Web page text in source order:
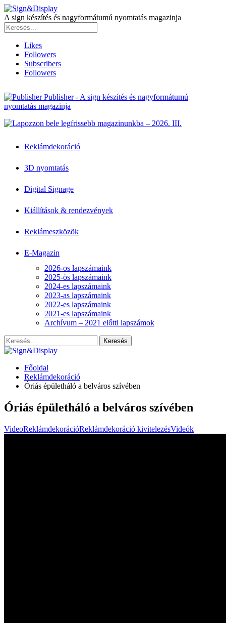
A sign készítés és nagyformátumú nyomtatás magazinja
Likes
Followers
Subscribers
Followers
Publisher - A sign készítés és nagyformátumú
nyomtatás magazinja
Reklámdekoráció
3D nyomtatás
Digital Signage
Kiállítások & rendezvények
Reklámeszközök
E-Magazin
2026-os lapszámaink
2025-ös lapszámaink
2024-es lapszámaink
2023-as lapszámaink
2022-es lapszámaink
2021-es lapszámaink
Archívum – 2021 előtti lapszámok
Főoldal
Reklámdekoráció
Óriás épületháló a belváros szívében
Óriás épületháló a belváros szívében
VideoReklámdekorációReklámdekoráció kivitelezésVideók